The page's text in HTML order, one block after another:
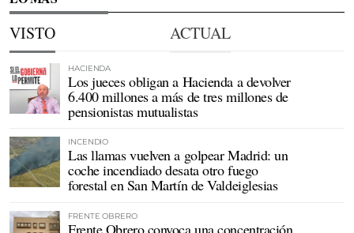
VISTO ACTUAL
HACIENDA
Los jueces obligan a Hacienda a devolver
6.400 millones a más de tres millones de
pensionistas mutualistas
INCENDIO
Las llamas vuelven a golpear Madrid: un
coche incendiado desata otro fuego
forestal en San Martín de Valdeiglesias
FRENTE OBRERO
Frente Obrero convoca una concentración